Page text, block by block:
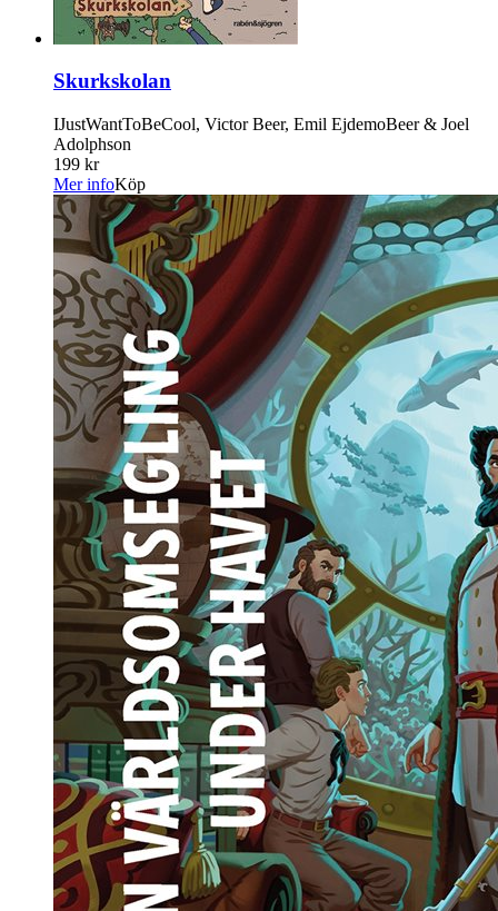
Skurkskolan
IJustWantToBeCool, Victor Beer, Emil EjdemoBeer & Joel
Adolphson
199 kr
Mer infoKöp